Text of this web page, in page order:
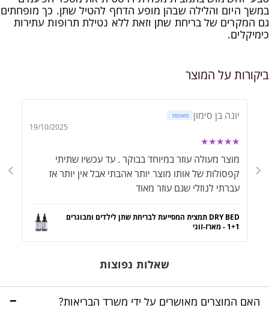
במשך היום והלילה שבהן מופע הדחף להטיל שתן. כך מופחתים
גם המקרים של בריחת שתן וזאת ללא נטילת תרופות עתירות
כימיקלים.
ביקורות על המוצר
יונה בן סימון מאומת
19/10/2025
★
★
★
★
★
מוצר מעולה עוזר במיוחד בבוקר . עד עכשיו שתיתי
קפסולות של אותו מוצר יותר אהבתי אבל אין יותר אז
עברתי לנוזלי שגם עוזר מאוד
DRY BED תמצית המסייעת לבריחת שתן לילדים ומבוגרים
1+1 - מארז-זוגי
שאלות נפוצות
האם המוצרים מאושרים על ידי משרד הבריאות? −